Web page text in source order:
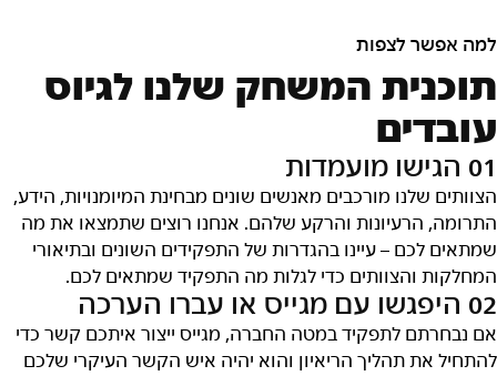
למה אפשר לצפות
תוכנית המשחק שלנו לגיוס
עובדים
01 הגישו מועמדות
הצוותים שלנו מורכבים מאנשים שונים מבחינת המיומנויות, הידע,
התרומה, הרעיונות והרקע שלהם. אנחנו רוצים שתמצאו את מה
שמתאים לכם – עיינו בהגדרות של התפקידים השונים ובתיאורי
המחלקות והצוותים כדי לגלות מה התפקיד שמתאים לכם.
02 היפגשו עם מגייס או עברו הערכה
אם נבחרתם לתפקיד במטה החברה, מגייס ייצור איתכם קשר כדי
להתחיל את תהליך הריאיון והוא יהיה איש הקשר העיקרי שלכם